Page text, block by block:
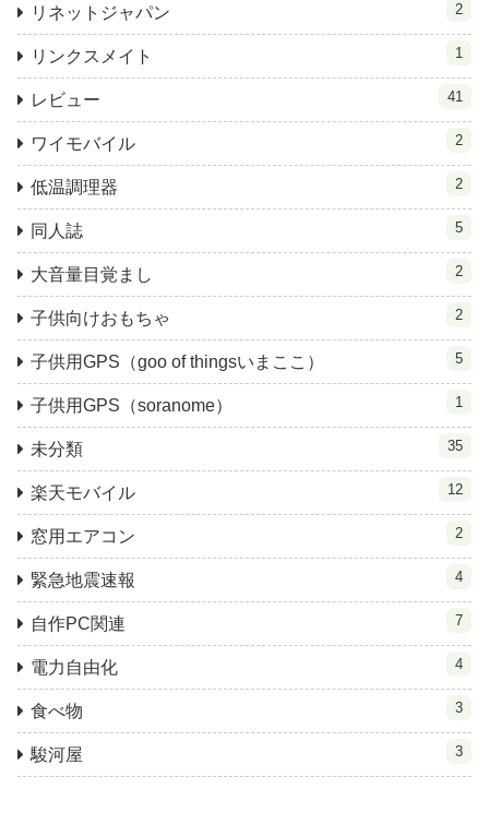
リネットジャパン 2
リンクスメイト 1
レビュー 41
ワイモバイル 2
低温調理器 2
同人誌 5
大音量目覚まし 2
子供向けおもちゃ 2
子供用GPS（goo of thingsいまここ） 5
子供用GPS（soranome） 1
未分類 35
楽天モバイル 12
窓用エアコン 2
緊急地震速報 4
自作PC関連 7
電力自由化 4
食べ物 3
駿河屋 3